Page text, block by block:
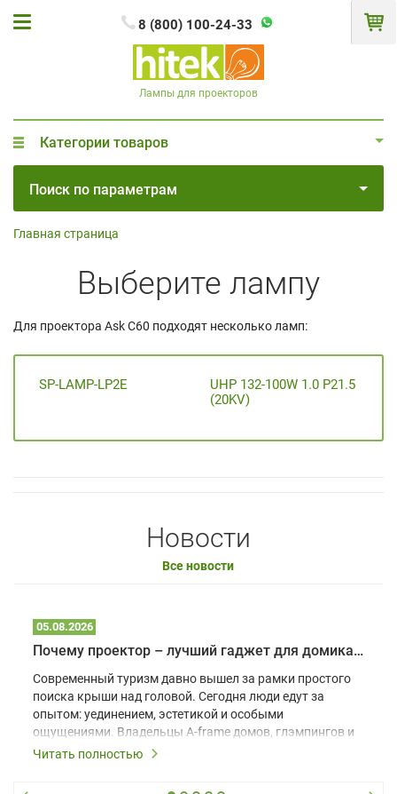
8 (800) 100-24-33
Лампы для проекторов
Категории товаров
Поиск по параметрам
Главная страница
Выберите лампу
Для проектора Ask C60 подходят несколько ламп:
SP-LAMP-LP2E
UHP 132-100W 1.0 P21.5
(20KV)
Новости
Все новости
05.08.2026
Почему проектор – лучший гаджет для домика в глэмпинге
Современный туризм давно вышел за рамки простого
поиска крыши над головой. Сегодня люди едут за
опытом: уединением, эстетикой и особыми
ощущениями. Владельцы A-frame домов, глэмпингов и
шале понимают, что конкуренция растет, и
Читать полностью